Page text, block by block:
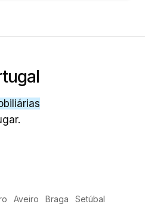
Aveiro Braga
Setúbal